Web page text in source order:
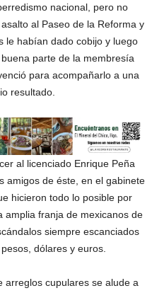
nacional, pero no
al Paseo de la Reforma y
le habían dado cobijo y luego
parte de la membresía
para acompañarlo a una
resultado.
al licenciado Enrique Peña
amigos de éste, en el gabinete
hicieron todo lo posible por
amplia franja de mexicanos de
siempre escanciados
dólares y euros.
arreglos cupulares se alude a